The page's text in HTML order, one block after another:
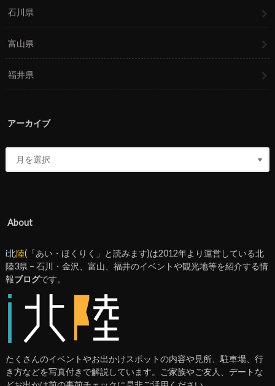
石川県
富山県
福井県
アーカイブ
About
i北陸(「あい・ほくりく」と読みます)は2012年より運営している北
陸3県 – 石川・金沢、富山、福井のイベントや観光地等を紹介する情
報ブログです。
たくさんのイベントやお出かけスポットの内容や見所、駐車場、行
き方などを写真付きで解説しています。ご家族やご友人、デートな